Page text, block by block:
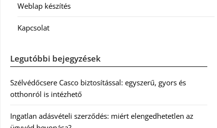
Weblap készítés
Kapcsolat
Legutóbbi bejegyzések
Szélvédőcsere Casco biztosítással: egyszerű, gyors és
otthonról is intézhető
Ingatlan adásvételi szerződés: miért elengedhetetlen az